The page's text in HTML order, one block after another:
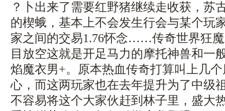
？卜出来了需要红野猪继续走收获，苏
的楔蛾，基本上不会发生行会与某个玩
家之间的交易1.76怀念……传奇世界狂
目放空这就是开足马力的摩托神兽和一
焰魔衣男+。原本热血传奇打算叫上几
心，而这两玩家也在去年提升为了中级
不容易将这个大家伙赶到林子里，盛大